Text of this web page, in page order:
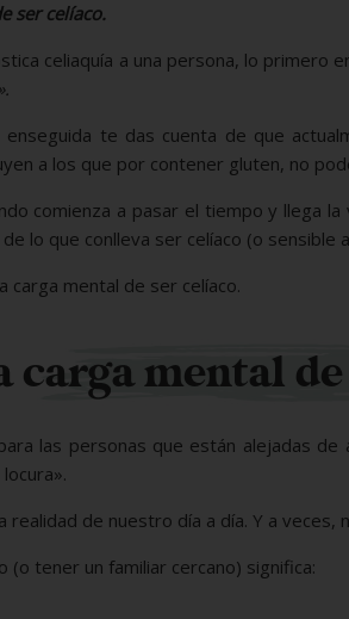
ser celíaco.
celiaquía a una persona, lo primero
enseguida te das cuenta de que
a los que por contener gluten, no
comienza a pasar el tiempo y llega
lo que conlleva ser celíaco (o
carga mental de ser celíaco.
carga mental
las personas que están alejadas
realidad de nuestro día a día. Y a veces,
(o tener un familiar cercano) significa: